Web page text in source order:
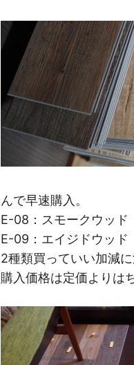
んで早速購入。
E-08：スモークウッド
E-09：エイジドウッド
2種類買っていい加減
購入価格は定価よりは